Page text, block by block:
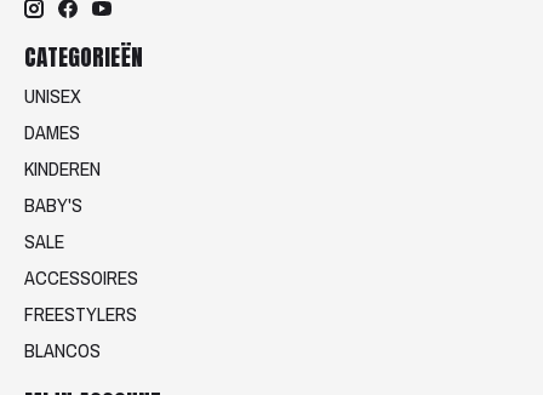
CATEGORIEËN
UNISEX
DAMES
KINDEREN
BABY'S
SALE
ACCESSOIRES
FREESTYLERS
BLANCOS